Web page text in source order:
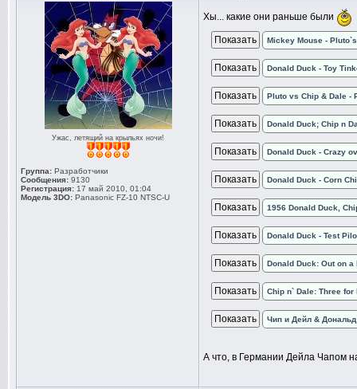
Ужас, летящий на крыльях ночи!
Группа: Разработчики
Сообщения: 9130
Регистрация: 17 май 2010, 01:04
Модель 3DO: Panasonic FZ-10 NTSC-U
Хы... какие они раньше были
Mickey Mouse -
Donald Duck - Toy
Pluto vs Chip & Dale -
Donald Duck; Chip n
Donald Duck - Crazy
Donald Duck - Corn
1956 Donald Duck,
Donald Duck - Test
Donald Duck: Out on a
Chip n` Dale: Three for
Чип и Дейл &
А что, в Германии Дейла Чапом